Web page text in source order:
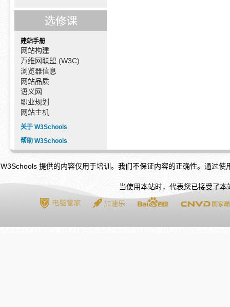
建站手册
网站构建
万维网联盟 (W3C)
浏览器信息
网站品质
语义网
职业规划
网站主机
关于 W3Schools
帮助 W3Schools
W3Schools 提供的内容仅用于培训。我们不保证内容的正确性。通过
当使用本站时，代表您已接受了本